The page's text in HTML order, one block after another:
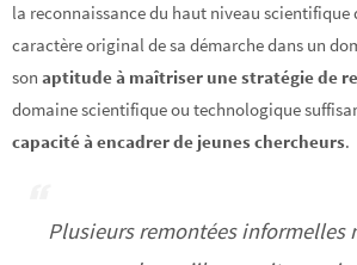
la reconnaissance du haut niveau scientifique
caractère original de sa démarche dans un
son aptitude à maîtriser une stratégie de
domaine scientifique ou technologique
capacité à encadrer de jeunes chercheurs.
Plusieurs remontées informelles